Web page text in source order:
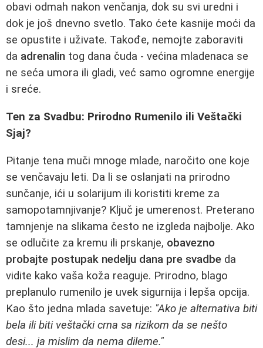
obavi odmah nakon venčanja, dok su svi uredni i
dok je još dnevno svetlo. Tako ćete kasnije moći da
se opustite i uživate. Takođe, nemojte zaboraviti
da adrenalin tog dana čuda - većina mladenaca se
ne seća umora ili gladi, već samo ogromne energije
i sreće.
Ten za Svadbu: Prirodno Rumenilo ili Veštački
Sjaj?
Pitanje tena muči mnoge mlade, naročito one koje
se venčavaju leti. Da li se oslanjati na prirodno
sunčanje, ići u solarijum ili koristiti kreme za
samopotamnjivanje? Ključ je umerenost. Preterano
tamnjenje na slikama često ne izgleda najbolje. Ako
se odlučite za kremu ili prskanje, obavezno
probajte postupak nedelju dana pre svadbe da
vidite kako vaša koža reaguje. Prirodno, blago
preplanulo rumenilo je uvek sigurnija i lepša opcija.
Kao što jedna mlada savetuje: "Ako je alternativa biti
bela ili biti veštački crna sa rizikom da se nešto
desi... ja mislim da nema dileme."